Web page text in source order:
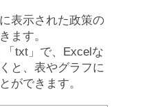
表示された政策の
ます。
txt」で、Excelな
と、表やグラフに
ができます。